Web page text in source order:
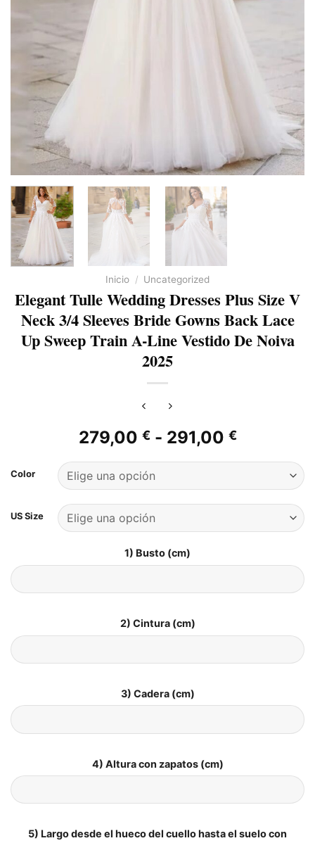
Inicio / Uncategorized
Elegant Tulle Wedding Dresses Plus Size V
Neck 3/4 Sleeves Bride Gowns Back Lace
Up Sweep Train A-Line Vestido De Noiva
2025
279,00 € - 291,00 €Rango
precios:
desde
279,00 €
291,00 €
Color
US Size
1) Busto (cm)
2) Cintura (cm)
3) Cadera (cm)
4) Altura con zapatos (cm)
5) Largo desde el hueco del cuello hasta el suelo con